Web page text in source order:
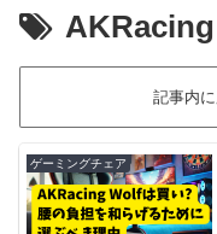
AKRacing
記事内
ゲーミングチェア